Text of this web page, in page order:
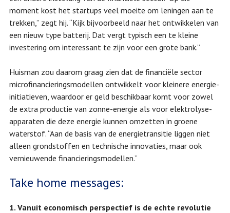
moment kost het startups veel moeite om leningen aan te
trekken,” zegt hij. “Kijk bijvoorbeeld naar het ontwikkelen van
een nieuw type batterij. Dat vergt typisch een te kleine
investering om interessant te zijn voor een grote bank.”
Huisman zou daarom graag zien dat de financiële sector
microfinancieringsmodellen ontwikkelt voor kleinere energie-
initiatieven, waardoor er geld beschikbaar komt voor zowel
de extra productie van zonne-energie als voor elektrolyse-
apparaten die deze energie kunnen omzetten in groene
waterstof. “Aan de basis van de energietransitie liggen niet
alleen grondstoffen en technische innovaties, maar ook
vernieuwende financieringsmodellen.”
Take home messages:
1. Vanuit economisch perspectief is de echte revolutie